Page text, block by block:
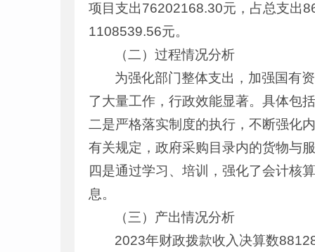
项目支出76202168.30元，占总支出
1108539.56元。
（二）过程情况分析
为强化部门整体支出，加强国有
了大量工作，行政效能显著。具体包
二是严格落实制度的执行，不断强化
有关规定，政府采购目录内的货物与
四是通过学习、培训，强化了会计核
息。
（三）产出情况分析
2023年财政拨款收入决算数